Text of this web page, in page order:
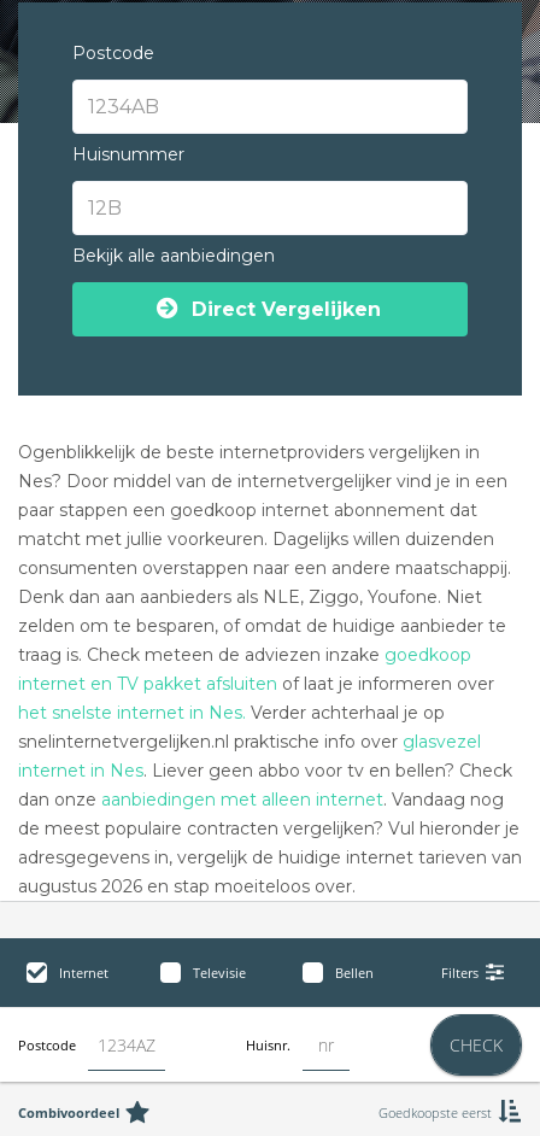
Postcode
Huisnummer
Bekijk alle aanbiedingen
Direct Vergelijken
Ogenblikkelijk de beste internetproviders vergelijken in
Nes? Door middel van de internetvergelijker vind je in een
paar stappen een goedkoop internet abonnement dat
matcht met jullie voorkeuren. Dagelijks willen duizenden
consumenten overstappen naar een andere maatschappij.
Denk dan aan aanbieders als NLE, Ziggo, Youfone. Niet
zelden om te besparen, of omdat de huidige aanbieder te
traag is. Check meteen de adviezen inzake goedkoop
internet en TV pakket afsluiten of laat je informeren over
het snelste internet in Nes. Verder achterhaal je op
snelinternetvergelijken.nl praktische info over glasvezel
internet in Nes. Liever geen abbo voor tv en bellen? Check
dan onze aanbiedingen met alleen internet. Vandaag nog
de meest populaire contracten vergelijken? Vul hieronder je
adresgegevens in, vergelijk de huidige internet tarieven van
augustus 2026 en stap moeiteloos over.
Internet Televisie Bellen Filters
Postcode Huisnr. CHECK
Combivoordeel Goedkoopste eerst